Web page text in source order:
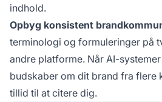
indhold.
Opbyg konsistent
terminologi og formuleringer på
andre platforme. Når AI-
budskaber om dit brand fra flere
tillid til at citere dig.